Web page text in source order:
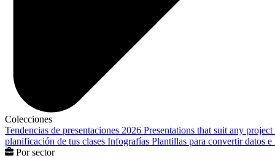
Colecciones
Tendencias de presentaciones 2026 Presentations that suit any project
planificación de tus clases Infografías Plantillas para convertir datos
Por sector